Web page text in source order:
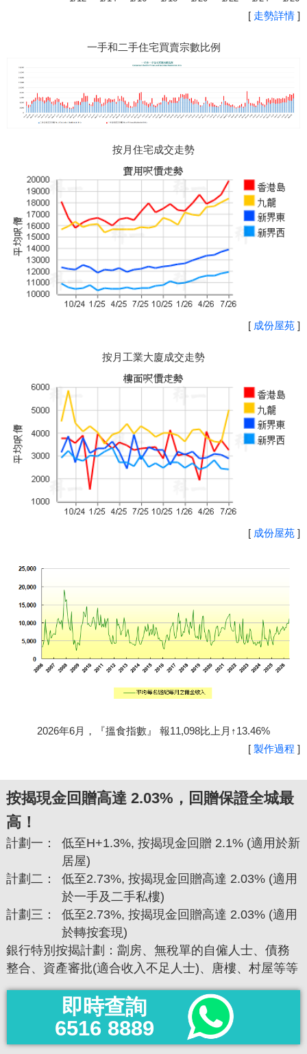
[ 走勢詳情 ]
一手和二手住宅買賣宗數比例
按月住宅成交走勢
[ 成份屋苑 ]
按月工業大廈成交走勢
[ 成份屋苑 ]
2026年6月，『搵食指數』 報11,098比上月↑13.46%
[ 製作過程 ]
按揭現金回贈高達 2.03%，回贈保證全城最
高！
計劃一：
低至H+1.3%, 按揭現金回贈 2.1% (適用於新
居屋)
計劃二：
低至2.73%, 按揭現金回贈高達 2.03% (適用
於一手及二手私樓)
計劃三：
低至2.73%, 按揭現金回贈高達 2.03% (適用
於轉按套現)
銀行特別按揭計劃：劏房、無稅單的自僱人士、債務
整合、資產審批(適合收入不足人士)、唐樓、村屋等等
即時查詢
6516 8889